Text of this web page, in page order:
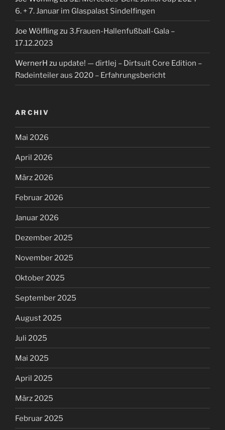
6. + 7. Januar im Glaspalast Sindelfingen
Joe Wölflingzu 3.Frauen-Hallenfußball-Gala –
17.12.2023
WernerH zu update! — dirtlej – Dirtsuit Core Edition –
Radeinteiler aus 2020 – Erfahrungsbericht
ARCHIV
Mai 2026
April 2026
März 2026
Februar 2026
Januar 2026
Dezember 2025
November 2025
Oktober 2025
September 2025
August 2025
Juli 2025
Mai 2025
April 2025
März 2025
Februar 2025